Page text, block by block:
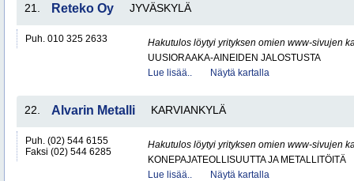
21. Reteko Oy JYVÄSKYLÄ
Puh. 010 325 2633
Hakutulos löytyi yrityksen omien www-sivujen
UUSIORAAKA-AINEIDEN JALOSTUSTA
Lue lisää..
Näytä kartalla
22. Alvarin Metalli KARVIANKYLÄ
Puh. (02) 544 6155
Faksi (02) 544 6285
Hakutulos löytyi yrityksen omien www-sivujen
KONEPAJATEOLLISUUTTA JA METALLITÖITÄ
Lue lisää..
Näytä kartalla